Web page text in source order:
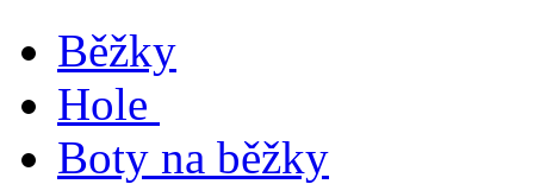
Běžky
Hole
Boty na běžky